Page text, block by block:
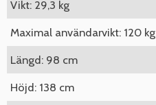
Vikt: 29,3 kg
Maximal användarvikt: 120 kg
Längd: 98 cm
Höjd: 138 cm